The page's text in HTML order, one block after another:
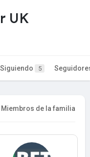
UK
Siguiendo 5
Miembros de la familia